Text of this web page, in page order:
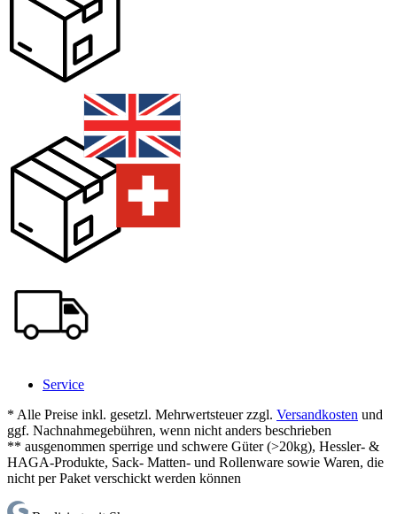
Service
* Alle Preise inkl. gesetzl. Mehrwertsteuer zzgl. Versandkosten und
ggf. Nachnahmegebühren, wenn nicht anders beschrieben
** ausgenommen sperrige und schwere Güter (>20kg), Hessler- &
HAGA-Produkte, Sack- Matten- und Rollenware sowie Waren, die
nicht per Paket verschickt werden können